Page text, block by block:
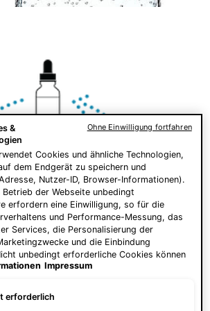
&
Cookies und ähnliche Technologien,
dem Endgerät zu speichern und
Nutzer-ID, Browser-Informationen).
der Webseite unbedingt
erfordern eine Einwilligung, so für die
und Performance-Messung, das
Services, die Personalisierung der
und die Einbindung
unbedingt erforderliche Cookies können
akzeptieren") oder abgelehnt ("Ohne
möglich und speicherbar ("Auswahl
kann jederzeit unter dem Link
Impressum
erforderlich
Ohne Einwilligung fortfahren